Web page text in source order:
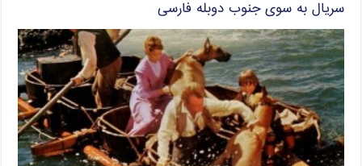
سریال به سوی جنوب دوبله فارسی